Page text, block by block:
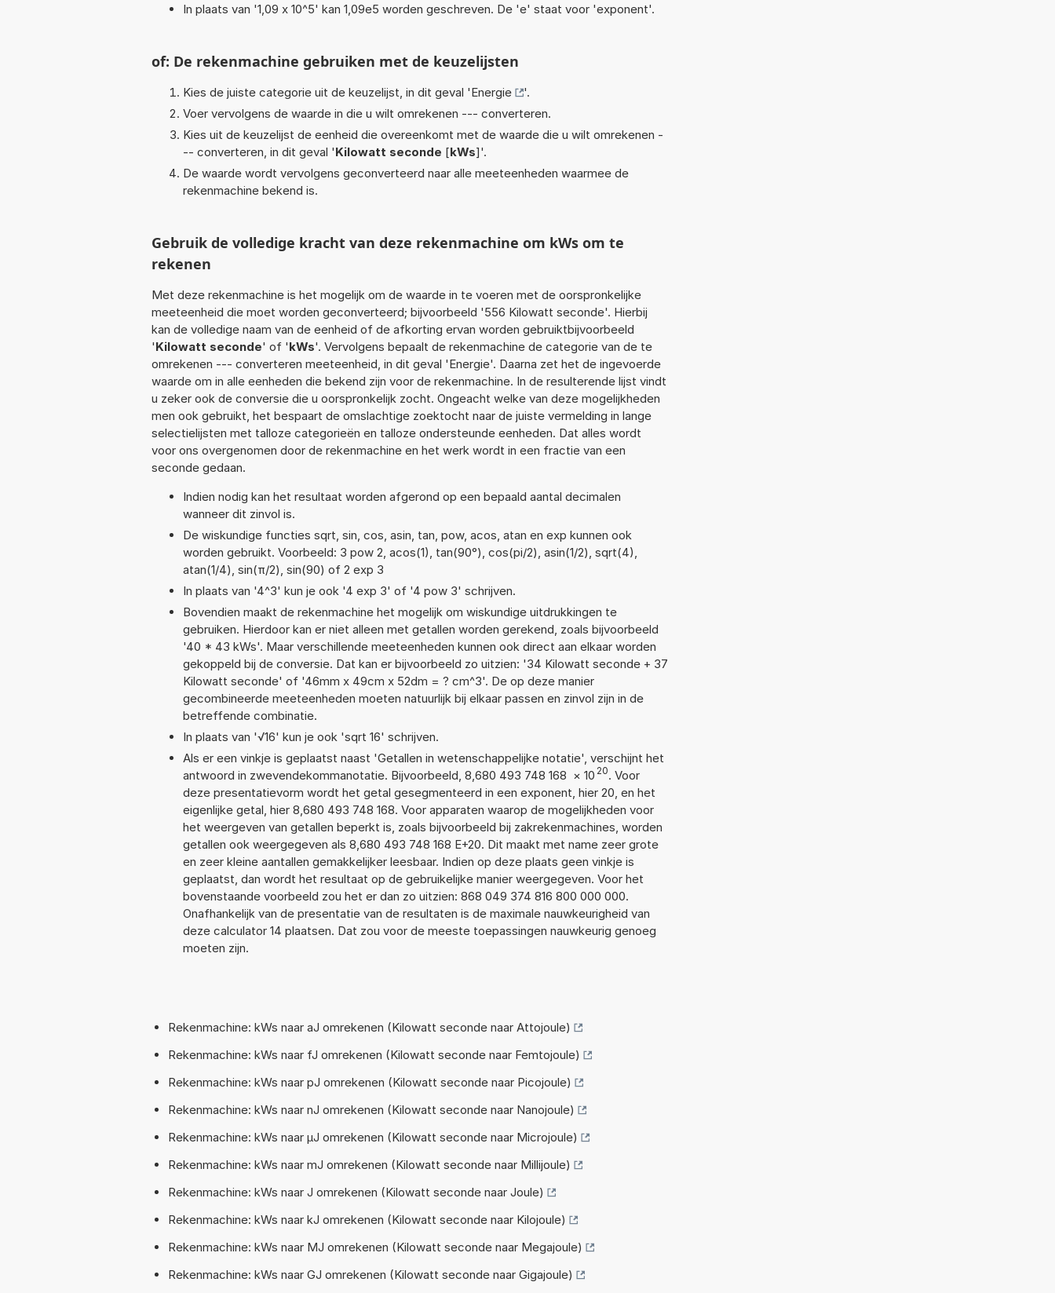
In plaats van '1,09 x 10^5' kan 1,09e5 worden geschreven. De 'e' staat voor 'exponent'.
of: De rekenmachine gebruiken met de keuzelijsten
Kies de juiste categorie uit de keuzelijst, in dit geval 'Energie
'.
Voer vervolgens de waarde in die u wilt omrekenen --- converteren.
Kies uit de keuzelijst de eenheid die overeenkomt met de waarde die u wilt omrekenen -
-- converteren, in dit geval 'Kilowatt seconde [kWs]'.
De waarde wordt vervolgens geconverteerd naar alle meeteenheden waarmee de
rekenmachine bekend is.
Gebruik de volledige kracht van deze rekenmachine om kWs om te
rekenen
Met deze rekenmachine is het mogelijk om de waarde in te voeren met de oorspronkelijke
meeteenheid die moet worden geconverteerd; bijvoorbeeld '556 Kilowatt seconde'. Hierbij
kan de volledige naam van de eenheid of de afkorting ervan worden gebruiktbijvoorbeeld
'Kilowatt seconde' of 'kWs'. Vervolgens bepaalt de rekenmachine de categorie van de te
omrekenen --- converteren meeteenheid, in dit geval 'Energie'. Daarna zet het de ingevoerde
waarde om in alle eenheden die bekend zijn voor de rekenmachine. In de resulterende lijst vindt
u zeker ook de conversie die u oorspronkelijk zocht. Ongeacht welke van deze mogelijkheden
men ook gebruikt, het bespaart de omslachtige zoektocht naar de juiste vermelding in lange
selectielijsten met talloze categorieën en talloze ondersteunde eenheden. Dat alles wordt
voor ons overgenomen door de rekenmachine en het werk wordt in een fractie van een
seconde gedaan.
Indien nodig kan het resultaat worden afgerond op een bepaald aantal decimalen
wanneer dit zinvol is.
De wiskundige functies sqrt, sin, cos, asin, tan, pow, acos, atan en exp kunnen ook
worden gebruikt. Voorbeeld: 3 pow 2, acos(1), tan(90°), cos(pi/2), asin(1/2), sqrt(4),
atan(1/4), sin(π/2), sin(90) of 2 exp 3
In plaats van '4^3' kun je ook '4 exp 3' of '4 pow 3' schrijven.
Bovendien maakt de rekenmachine het mogelijk om wiskundige uitdrukkingen te
gebruiken. Hierdoor kan er niet alleen met getallen worden gerekend, zoals bijvoorbeeld
'40 * 43 kWs'. Maar verschillende meeteenheden kunnen ook direct aan elkaar worden
gekoppeld bij de conversie. Dat kan er bijvoorbeeld zo uitzien: '34 Kilowatt seconde + 37
Kilowatt seconde' of '46mm x 49cm x 52dm = ? cm^3'. De op deze manier
gecombineerde meeteenheden moeten natuurlijk bij elkaar passen en zinvol zijn in de
betreffende combinatie.
In plaats van '√16' kun je ook 'sqrt 16' schrijven.
Als er een vinkje is geplaatst naast 'Getallen in wetenschappelijke notatie', verschijnt het
antwoord in zwevendekommanotatie. Bijvoorbeeld, 8,680 493 748 168 × 10 20. Voor
deze presentatievorm wordt het getal gesegmenteerd in een exponent, hier 20, en het
eigenlijke getal, hier 8,680 493 748 168. Voor apparaten waarop de mogelijkheden voor
het weergeven van getallen beperkt is, zoals bijvoorbeeld bij zakrekenmachines, worden
getallen ook weergegeven als 8,680 493 748 168 E+20. Dit maakt met name zeer grote
en zeer kleine aantallen gemakkelijker leesbaar. Indien op deze plaats geen vinkje is
geplaatst, dan wordt het resultaat op de gebruikelijke manier weergegeven. Voor het
bovenstaande voorbeeld zou het er dan zo uitzien: 868 049 374 816 800 000 000.
Onafhankelijk van de presentatie van de resultaten is de maximale nauwkeurigheid van
deze calculator 14 plaatsen. Dat zou voor de meeste toepassingen nauwkeurig genoeg
moeten zijn.
Rekenmachine: kWs naar aJ omrekenen (Kilowatt seconde naar Attojoule)
Rekenmachine: kWs naar fJ omrekenen (Kilowatt seconde naar Femtojoule)
Rekenmachine: kWs naar pJ omrekenen (Kilowatt seconde naar Picojoule)
Rekenmachine: kWs naar nJ omrekenen (Kilowatt seconde naar Nanojoule)
Rekenmachine: kWs naar µJ omrekenen (Kilowatt seconde naar Microjoule)
Rekenmachine: kWs naar mJ omrekenen (Kilowatt seconde naar Millijoule)
Rekenmachine: kWs naar J omrekenen (Kilowatt seconde naar Joule)
Rekenmachine: kWs naar kJ omrekenen (Kilowatt seconde naar Kilojoule)
Rekenmachine: kWs naar MJ omrekenen (Kilowatt seconde naar Megajoule)
Rekenmachine: kWs naar GJ omrekenen (Kilowatt seconde naar Gigajoule)